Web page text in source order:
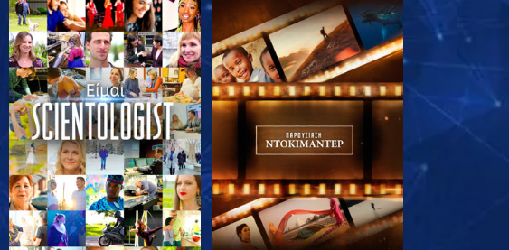
ΕΞΕΡΕΥΝΗΣΤΕ ΤΗ ΣΕΙΡΑ ΕΞΕΡΕΥΝΗΣΤΕ ΤΗ ΣΕΙΡΑ